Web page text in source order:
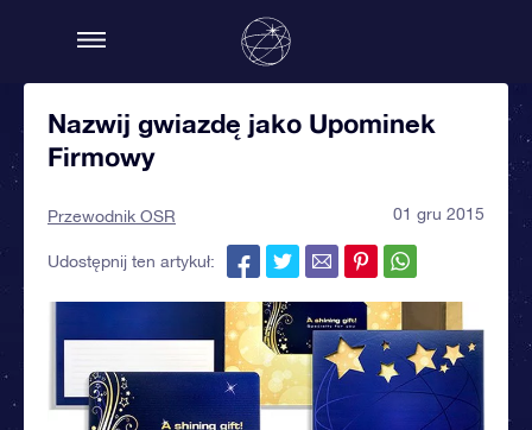
Nazwij gwiazdę jako Upominek
Firmowy
Przewodnik OSR 01 gru 2015
Udostępnij ten artykuł: